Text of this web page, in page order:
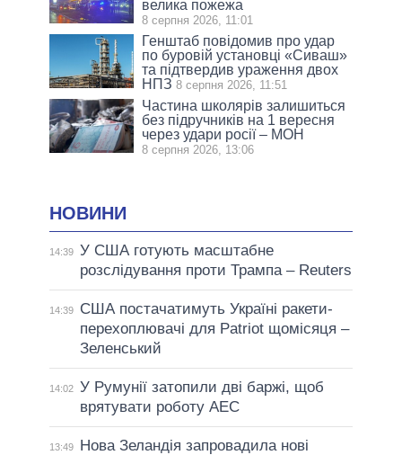
велика пожежа
8 серпня 2026, 11:01
Генштаб повідомив про удар
по буровій установці «Сиваш»
та підтвердив ураження двох
НПЗ 8 серпня 2026, 11:51
Частина школярів залишиться
без підручників на 1 вересня
через удари росії – МОН
8 серпня 2026, 13:06
НОВИНИ
14:39 У США готують масштабне
розслідування проти Трампа – Reuters
14:39
США постачатимуть Україні ракети-
перехоплювачі для Patriot щомісяця –
Зеленський
14:02 У Румунії затопили дві баржі, щоб
врятувати роботу АЕС
13:49
Нова Зеландія запровадила нові